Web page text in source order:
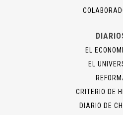
EL
EL
CRITERIO DE
DIARIO DE